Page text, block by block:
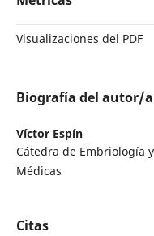
Visualizaciones del PDF
Biografía del autor/a
Víctor Espín
Cátedra de Embriología
Médicas
Citas